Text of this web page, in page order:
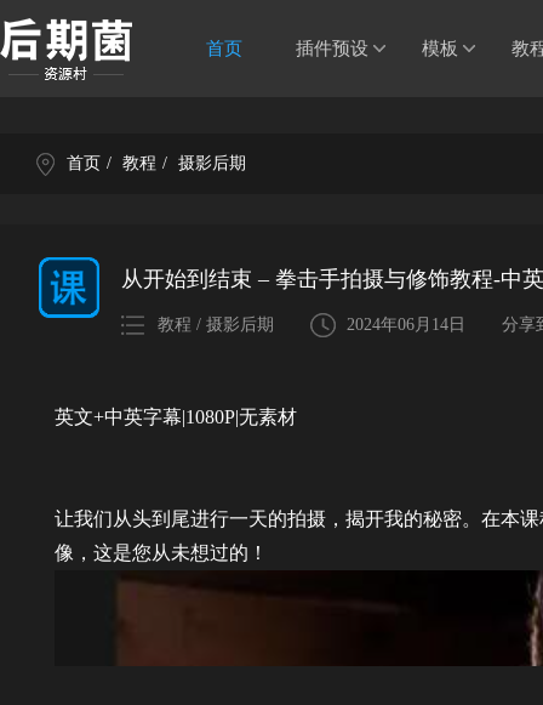
首页 插件预设 模板 教
首页 / 教程 / 摄影后期
从开始到结束 – 拳击手拍摄与修饰教程-中
教程 / 摄影后期 2024年06月14日 分享
英文+中英字幕|1080P|无素材
让我们从头到尾进行一天的拍摄，揭开我的秘密。在本
像，这是您从未想过的！